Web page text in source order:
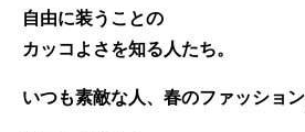
自由に装うことの
カッコよさを知る人たち。
いつも素敵な人、春のファッショ